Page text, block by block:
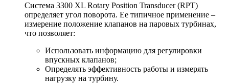
Система 3300 XL Rotary Position Transducer (RPT)
определяет угол поворота. Ее типичное применение –
измерение положение клапанов на паровых турбинах,
что позволяет:
Использовать информацию для регулировки
впускных клапанов;
Определять эффективность работы и измерять
нагрузку на турбину.